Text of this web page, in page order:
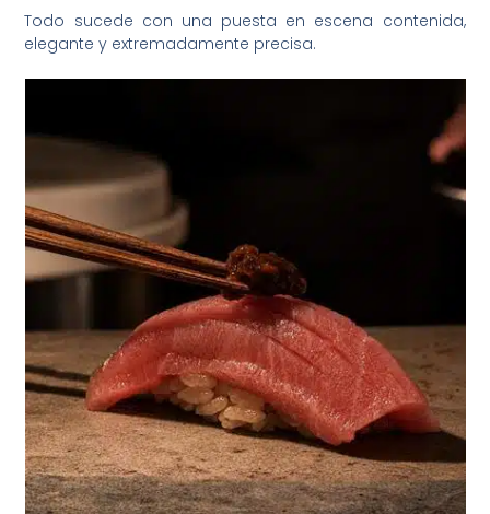
Todo sucede con una puesta en escena contenida,
elegante y extremadamente precisa.